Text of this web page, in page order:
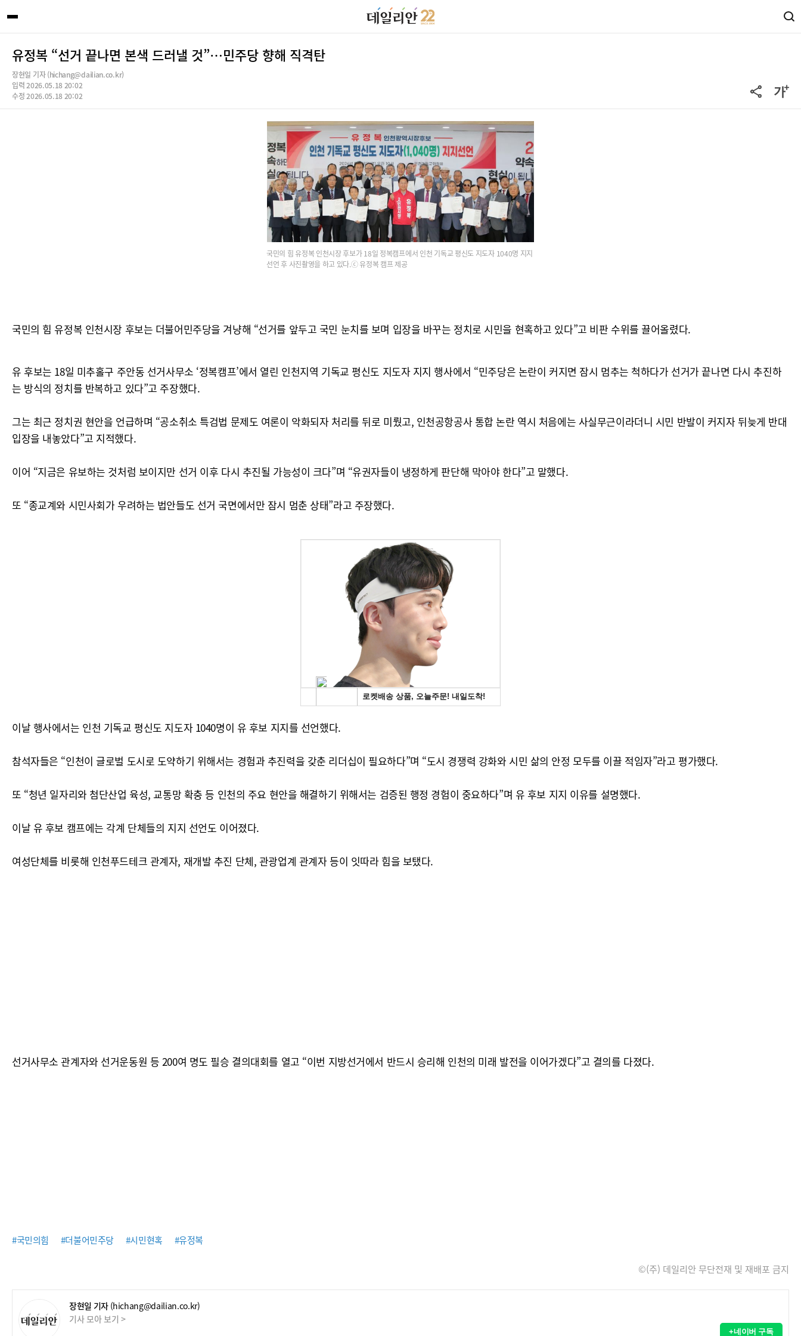
유정복 “선거 끝나면 본색 드러낼 것”…민주당 향해 직격탄
장현일 기자 (hichang@dailian.co.kr)
입력 2026.05.18 20:02
수정 2026.05.18 20:02
국민의 힘 유정복 인천시장 후보가 18일 정복캠프에서 인천 기독교 평신도 지도자 1040명 지지
선언 후 사진촬영을 하고 있다.ⓒ 유정복 캠프 제공
국민의 힘 유정복 인천시장 후보는 더불어민주당을 겨냥해 “선거를 앞두고 국민 눈치를 보며 입장을 바꾸는 정치로 시민을 현혹하고 있다”고 비판 수위를 끌어올렸다.
유 후보는 18일 미추홀구 주안동 선거사무소 ‘정복캠프’에서 열린 인천지역 기독교 평신도 지도자 지지 행사에서 “민주당은 논란이 커지면 잠시 멈추는 척하다가 선거가 끝나면 다시 추진하
는 방식의 정치를 반복하고 있다”고 주장했다.
그는 최근 정치권 현안을 언급하며 “공소취소 특검법 문제도 여론이 악화되자 처리를 뒤로 미뤘고, 인천공항공사 통합 논란 역시 처음에는 사실무근이라더니 시민 반발이 커지자 뒤늦게 반대
입장을 내놓았다”고 지적했다.
이어 “지금은 유보하는 것처럼 보이지만 선거 이후 다시 추진될 가능성이 크다”며 “유권자들이 냉정하게 판단해 막아야 한다”고 말했다.
또 “종교계와 시민사회가 우려하는 법안들도 선거 국면에서만 잠시 멈춘 상태”라고 주장했다.
이날 행사에서는 인천 기독교 평신도 지도자 1040명이 유 후보 지지를 선언했다.
참석자들은 “인천이 글로벌 도시로 도약하기 위해서는 경험과 추진력을 갖춘 리더십이 필요하다”며 “도시 경쟁력 강화와 시민 삶의 안정 모두를 이끌 적임자”라고 평가했다.
또 “청년 일자리와 첨단산업 육성, 교통망 확충 등 인천의 주요 현안을 해결하기 위해서는 검증된 행정 경험이 중요하다”며 유 후보 지지 이유를 설명했다.
이날 유 후보 캠프에는 각계 단체들의 지지 선언도 이어졌다.
여성단체를 비롯해 인천푸드테크 관계자, 재개발 추진 단체, 관광업계 관계자 등이 잇따라 힘을 보탰다.
선거사무소 관계자와 선거운동원 등 200여 명도 필승 결의대회를 열고 “이번 지방선거에서 반드시 승리해 인천의 미래 발전을 이어가겠다”고 결의를 다졌다.
#국민의힘 #더불어민주당 #시민현혹 #유정복
©(주) 데일리안 무단전재 및 재배포 금지
장현일 기자 (hichang@dailian.co.kr)
기사 모아 보기 >
+네이버 구독